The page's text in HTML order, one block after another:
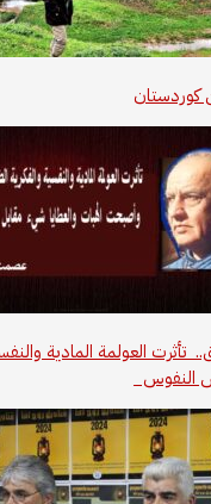
كوردستان
تأثرت العولمة المادية
النفوس